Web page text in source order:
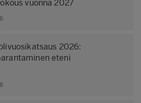
vuonna 2027
2026:
eteni